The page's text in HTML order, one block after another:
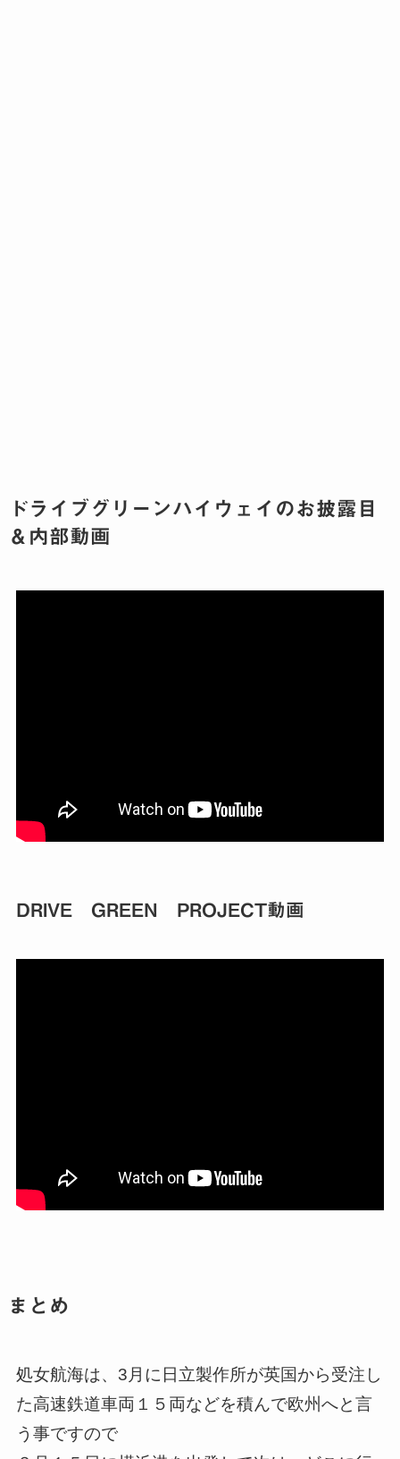
ドライブグリーンハイウェイのお披露目
＆内部動画
DRIVE GREEN PROJECT動画
まとめ
処女航海は、3月に 日立製作所が英国から受注し
た高速鉄道車両１５両などを積んで欧州へと言
う事ですので